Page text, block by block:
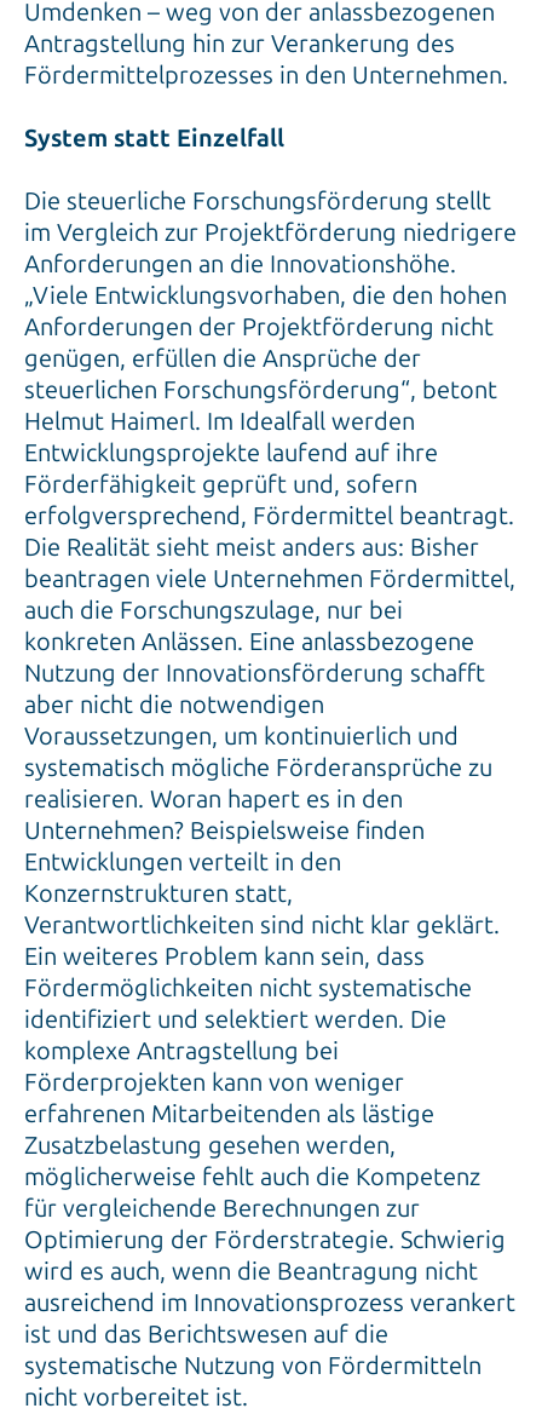
Umdenken – weg von der anlassbezogenen
Antragstellung hin zur Verankerung des
Fördermittelprozesses in den Unternehmen.
System statt Einzelfall
Die steuerliche Forschungsförderung stellt
im Vergleich zur Projektförderung niedrigere
Anforderungen an die Innovationshöhe.
„Viele Entwicklungsvorhaben, die den hohen
Anforderungen der Projektförderung nicht
genügen, erfüllen die Ansprüche der
steuerlichen Forschungsförderung“, betont
Helmut Haimerl. Im Idealfall werden
Entwicklungsprojekte laufend auf ihre
Förderfähigkeit geprüft und, sofern
erfolgversprechend, Fördermittel beantragt.
Die Realität sieht meist anders aus: Bisher
beantragen viele Unternehmen Fördermittel,
auch die Forschungszulage, nur bei
konkreten Anlässen. Eine anlassbezogene
Nutzung der Innovationsförderung schafft
aber nicht die notwendigen
Voraussetzungen, um kontinuierlich und
systematisch mögliche Förderansprüche zu
realisieren. Woran hapert es in den
Unternehmen? Beispielsweise finden
Entwicklungen verteilt in den
Konzernstrukturen statt,
Verantwortlichkeiten sind nicht klar geklärt.
Ein weiteres Problem kann sein, dass
Fördermöglichkeiten nicht systematische
identifiziert und selektiert werden. Die
komplexe Antragstellung bei
Förderprojekten kann von weniger
erfahrenen Mitarbeitenden als lästige
Zusatzbelastung gesehen werden,
möglicherweise fehlt auch die Kompetenz
für vergleichende Berechnungen zur
Optimierung der Förderstrategie. Schwierig
wird es auch, wenn die Beantragung nicht
ausreichend im Innovationsprozess verankert
ist und das Berichtswesen auf die
systematische Nutzung von Fördermitteln
nicht vorbereitet ist.